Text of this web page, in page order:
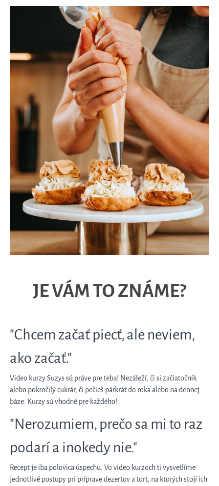
JE VÁM TO ZNÁME?
"Chcem začať piecť, ale neviem,
ako začať."
Video kurzy Suzys sú práve pre teba! Nezáleží, či si začiatočník
alebo pokročilý cukrár, či pečieš párkrát do roka alebo na dennej
báze. Kurzy sú vhodné pre každého!
"Nerozumiem, prečo sa mi to raz
podarí a inokedy nie."
Recept je iba polovica úspechu. Vo video kurzoch ti vysvetlíme
jednotlivé postupy pri príprave dezertov a tort, na ktorých stojí ich